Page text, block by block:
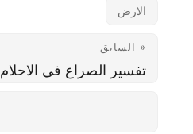
الارض
« السابق
تفسير الصراع في الاحلام